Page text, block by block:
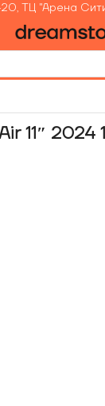
ТЦ "Арена
11″ 2024